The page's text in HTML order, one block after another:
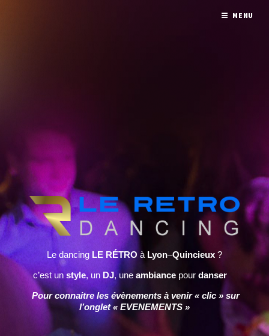
Le dancing LE RÉTRO à Lyon–Quincieux ?
c’est unstyle, un DJ, une ambiancepour danser
Pour connaitre les évènements à venir « clic » sur
l’onglet « EVENEMENTS »
MENU